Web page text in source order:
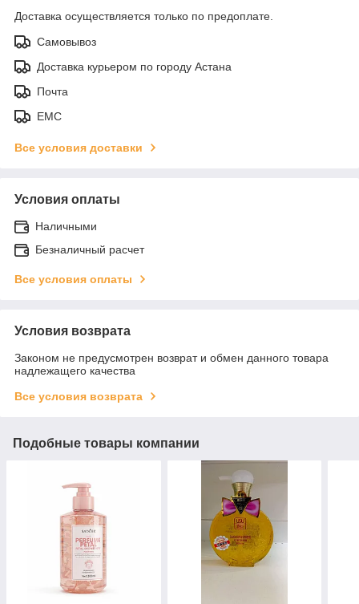
Доставка осуществляется только по предоплате.
Самовывоз
Доставка курьером по городу Астана
Почта
ЕМС
Все условия доставки
Условия оплаты
Наличными
Безналичный расчет
Все условия оплаты
Условия возврата
Законом не предусмотрен возврат и обмен данного товара
надлежащего качества
Все условия возврата
Подобные товары компании